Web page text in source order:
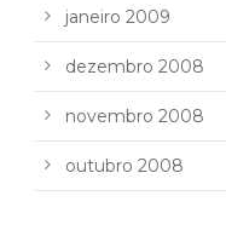
janeiro 2009
dezembro 2008
novembro 2008
outubro 2008